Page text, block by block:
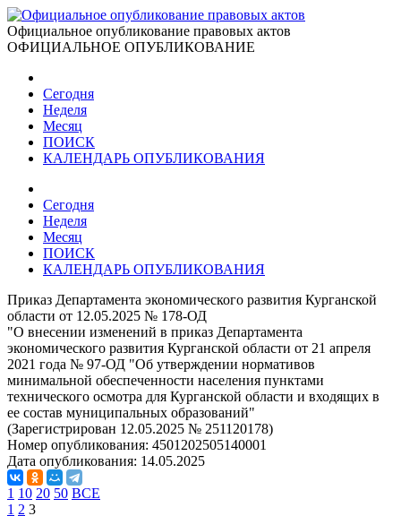
Официальное опубликование правовых актов
ОФИЦИАЛЬНОЕ ОПУБЛИКОВАНИЕ
Сегодня
Неделя
Месяц
ПОИСК
КАЛЕНДАРЬ ОПУБЛИКОВАНИЯ
Сегодня
Неделя
Месяц
ПОИСК
КАЛЕНДАРЬ ОПУБЛИКОВАНИЯ
Приказ Департамента экономического развития Курганской
области от 12.05.2025 № 178-ОД
"О внесении изменений в приказ Департамента
экономического развития Курганской области от 21 апреля
2021 года № 97-ОД "Об утверждении нормативов
минимальной обеспеченности населения пунктами
технического осмотра для Курганской области и входящих в
ее состав муниципальных образований"
(Зарегистрирован 12.05.2025 № 251120178)
Номер опубликования: 4501202505140001
Дата опубликования: 14.05.2025
1 10 20 50 ВСЕ
1 2 3